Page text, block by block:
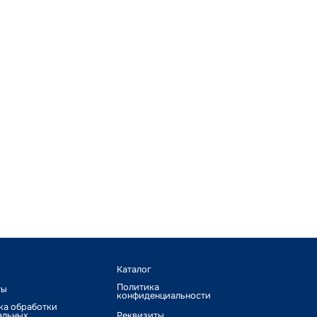
обработки
Каталог
Политика
конфиденциальности